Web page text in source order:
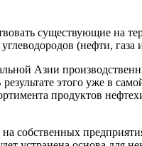
существующие на
(нефти, газа
Азии
этого уже в
продуктов
собственных